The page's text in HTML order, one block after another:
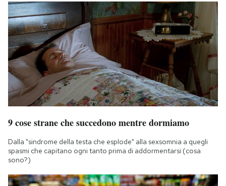
9 cose strane che succedono mentre dormiamo
Dalla "sindrome della testa che esplode" alla sexsomnia a quegli
spasmi che capitano ogni tanto prima di addormentarsi (cosa
sono?)